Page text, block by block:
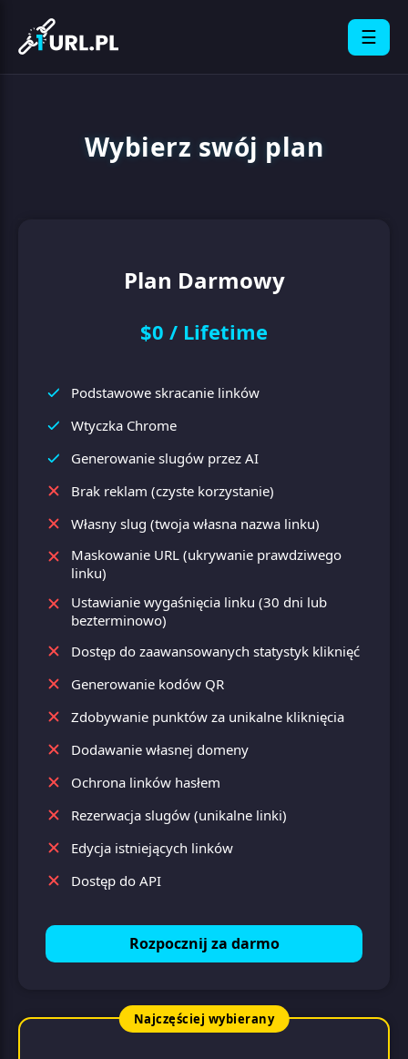
☰
Wybierz swój plan
Plan Darmowy
$0 / Lifetime
Podstawowe skracanie linków
Wtyczka Chrome
Generowanie slugów przez AI
Brak reklam (czyste korzystanie)
Własny slug (twoja własna nazwa linku)
Maskowanie URL (ukrywanie prawdziwego
linku)
Ustawianie wygaśnięcia linku (30 dni lub
bezterminowo)
Dostęp do zaawansowanych statystyk kliknięć
Generowanie kodów QR
Zdobywanie punktów za unikalne kliknięcia
Dodawanie własnej domeny
Ochrona linków hasłem
Rezerwacja slugów (unikalne linki)
Edycja istniejących linków
Dostęp do API
Rozpocznij za darmo
Najczęściej wybierany